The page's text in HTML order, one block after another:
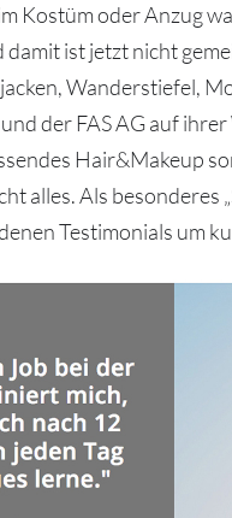
Kostüm oder Anzug
ist jetzt nicht
Wanderstiefel,
der FAS AG auf
Hair&Makeup
alles. Als besonderes
Testimonials um